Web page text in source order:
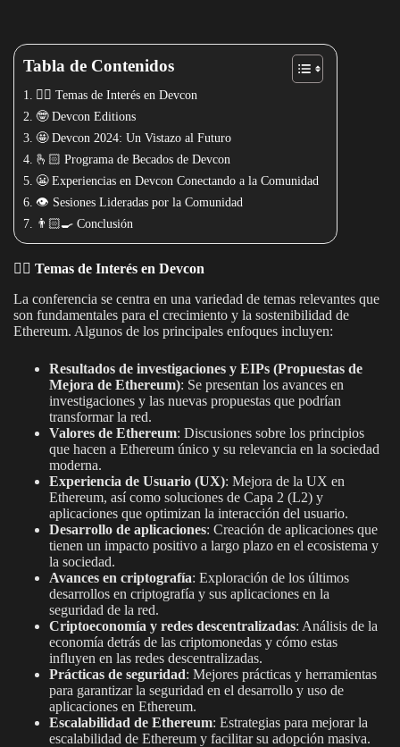
Tabla de Contenidos
🧞‍♀️ Temas de Interés en Devcon
🤓 Devcon Editions
🤩 Devcon 2024: Un Vistazo al Futuro
🫰🏻 Programa de Becados de Devcon
😬 Experiencias en Devcon Conectando a la Comunidad
👁️ Sesiones Lideradas por la Comunidad
👨🏻‍🍳 Conclusión
🧞‍♀️ Temas de Interés en Devcon
La conferencia se centra en una variedad de temas relevantes que
son fundamentales para el crecimiento y la sostenibilidad de
Ethereum. Algunos de los principales enfoques incluyen:
Resultados de investigaciones y EIPs (Propuestas de
Mejora de Ethereum): Se presentan los avances en
investigaciones y las nuevas propuestas que podrían
transformar la red.
Valores de Ethereum: Discusiones sobre los principios
que hacen a Ethereum único y su relevancia en la sociedad
moderna.
Experiencia de Usuario (UX): Mejora de la UX en
Ethereum, así como soluciones de Capa 2 (L2) y
aplicaciones que optimizan la interacción del usuario.
Desarrollo de aplicaciones: Creación de aplicaciones que
tienen un impacto positivo a largo plazo en el ecosistema y
la sociedad.
Avances en criptografía: Exploración de los últimos
desarrollos en criptografía y sus aplicaciones en la
seguridad de la red.
Criptoeconomía y redes descentralizadas: Análisis de la
economía detrás de las criptomonedas y cómo estas
influyen en las redes descentralizadas.
Prácticas de seguridad: Mejores prácticas y herramientas
para garantizar la seguridad en el desarrollo y uso de
aplicaciones en Ethereum.
Escalabilidad de Ethereum: Estrategias para mejorar la
escalabilidad de Ethereum y facilitar su adopción masiva.